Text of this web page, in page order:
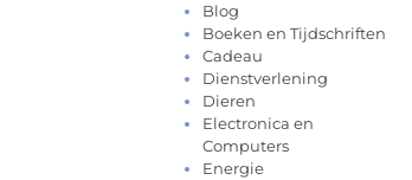
Blog
Boeken en Tijdschriften
Cadeau
Dienstverlening
Dieren
Electronica en
Computers
Energie